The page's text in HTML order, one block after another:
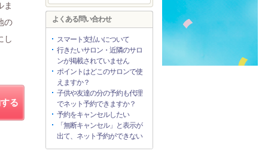
ま
の
し
る
よくある問い合わせ
スマート支払いについて
行きたいサロン・近隣のサロ
ンが掲載されていません
ポイントはどこのサロンで使
えますか？
子供や友達の分の予約も代理
でネット予約できますか？
予約をキャンセルしたい
「無断キャンセル」と表示が
出て、ネット予約ができない